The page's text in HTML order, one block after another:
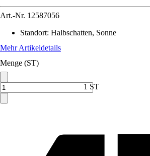
Art.-Nr. 12587056
Standort: Halbschatten, Sonne
Mehr Artikeldetails
Menge (ST)
1 ST